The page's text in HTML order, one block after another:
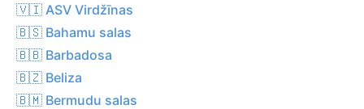
🇻🇮 ASV Virdžīnas
🇧🇸 Bahamu salas
🇧🇧 Barbadosa
🇧🇿 Beliza
🇧🇲 Bermudu salas